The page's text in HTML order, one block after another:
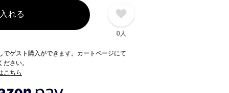
れる
0人
ゲスト購入ができます。カートページにて
さい。
こちら